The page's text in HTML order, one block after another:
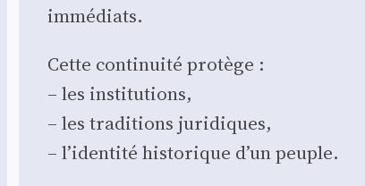
immé­diats.
Cette conti­nui­té pro­tège :
– les ins­ti­tu­tions,
– les tra­di­tions juri­diques,
– l’identité his­to­rique d’un peuple.